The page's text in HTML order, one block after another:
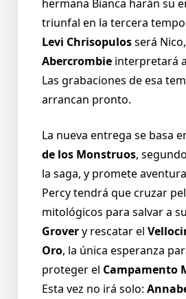
hermana Bianca harán su
triunfal en la tercera
Levi Chrisopulosserá
Abercrombie interpretará
Las grabaciones de esa
arrancan pronto.
La nueva entrega se basa
de los Monstruos,
la saga, y promete
Percy tendrá que cruzar
mitológicos para salvar a
Grovery rescatar el
Oro, la única esperanza
proteger el Campamento
Esta vez no irá solo: